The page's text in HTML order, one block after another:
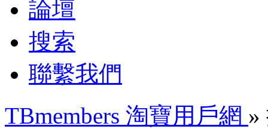
論壇
搜索
聯繫我們
TBmembers 淘寶用戶網 »